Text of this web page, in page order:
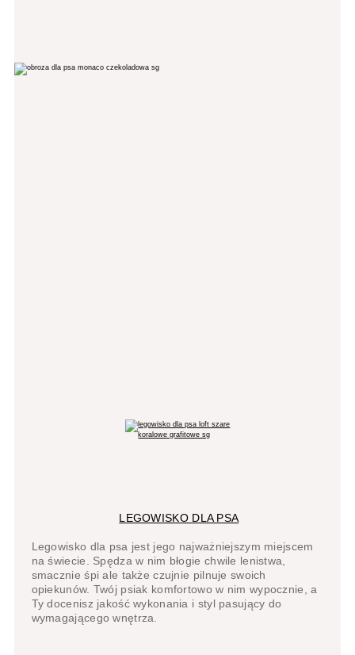
LEGOWISKO DLA PSA
Legowisko dla psa jest jego najważniejszym miejscem
na świecie. Spędza w nim błogie chwile lenistwa,
smacznie śpi ale także czujnie pilnuje swoich
opiekunów. Twój psiak komfortowo w nim wypocznie, a
Ty docenisz jakość wykonania i styl pasujący do
wymagającego wnętrza.